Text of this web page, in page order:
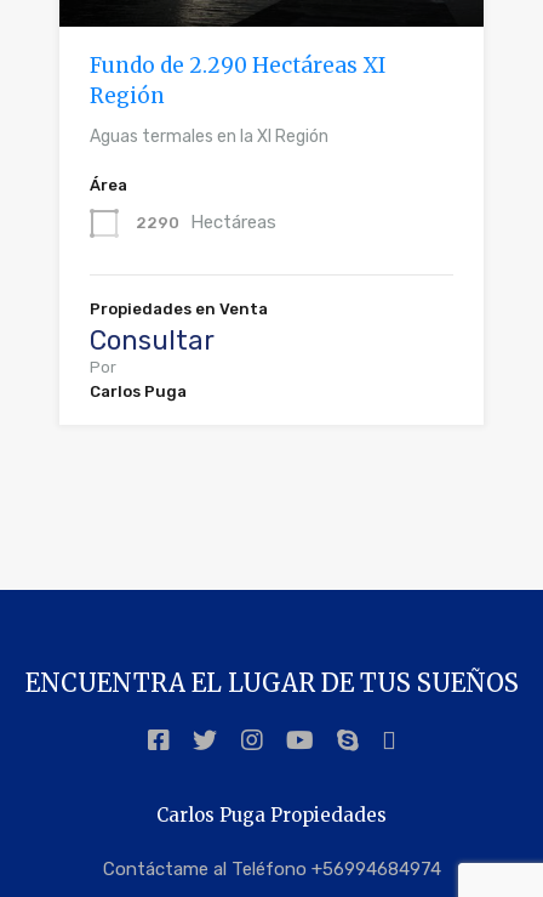
Fundo de 2.290 Hectáreas XI
Región
Aguas termales en la Xl Región
Área
2290 Hectáreas
Propiedades en Venta
Consultar
Por
Carlos Puga
ENCUENTRA EL LUGAR DE TUS SUEÑOS
Carlos Puga Propiedades
Contáctame al Teléfono +56994684974